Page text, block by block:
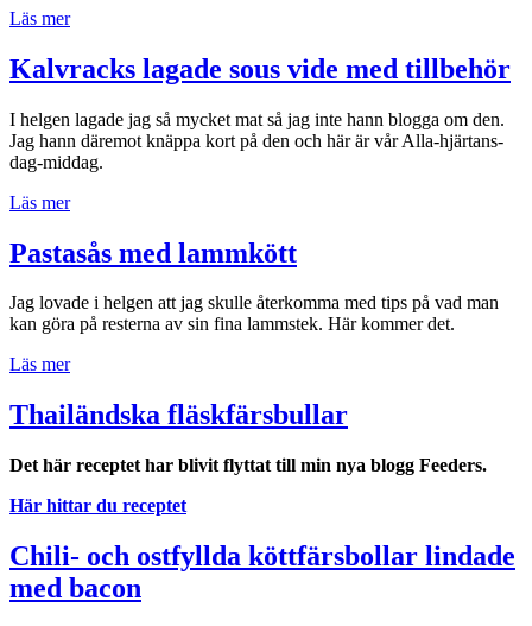
Läs mer”Gumbo
gång
Kalvracks lagade sous vide med tillbehör
I helgen lagade jag så mycket mat så jag inte hann blogga om den.
Jag hann däremot knäppa kort på den och här är vår Alla-hjärtans-
dag-middag.
Läs mer”Kalvracks
sous
vide
tillbehör”
Pastasås med lammkött
Jag lovade i helgen att jag skulle återkomma med tips på vad man
kan göra på resterna av sin fina lammstek. Här kommer det.
Läs mer”Pastasås
lammkött”
Thailändska fläskfärsbullar
Det här receptet har blivit flyttat till min nya blogg Feeders.
Här hittar du receptet
Chili- och ostfyllda köttfärsbollar lindade
med bacon